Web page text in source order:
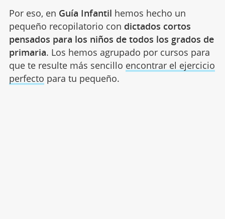
Por eso, en Guía Infantil hemos hecho un
pequeño recopilatorio con dictados cortos
pensados para los niños de todos los grados de
primaria. Los hemos agrupado por cursos para
que te resulte más sencillo encontrar el ejercicio
perfecto para tu pequeño.